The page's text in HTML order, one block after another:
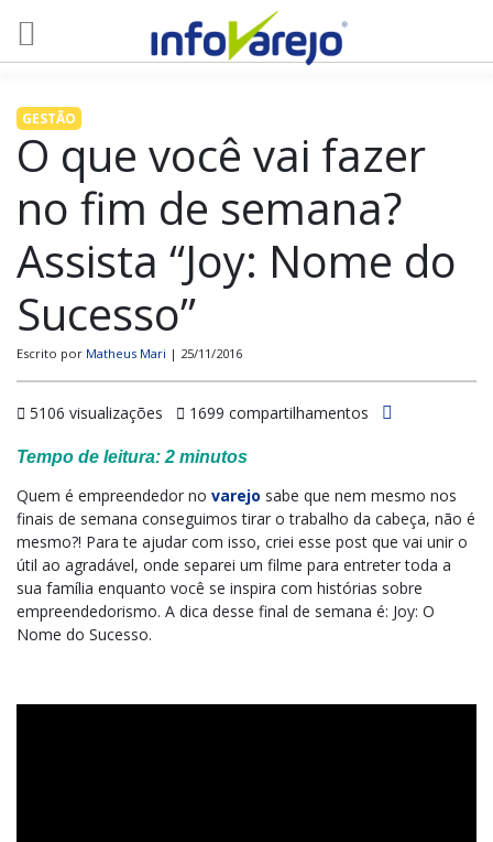
GESTÃO
O que você vai fazer
no fim de semana?
Assista “Joy: Nome do
Sucesso”
Escrito por Matheus Mari | 25/11/2016
5106 visualizações 1699 compartilhamentos
Tempo de leitura: 2 minutos
Quem é empreendedor no varejo sabe que nem mesmo nos
finais de semana conseguimos tirar o trabalho da cabeça, não é
mesmo?! Para te ajudar com isso, criei esse post que vai unir o
útil ao agradável, onde separei um filme para entreter toda a
sua família enquanto você se inspira com histórias sobre
empreendedorismo. A dica desse final de semana é: Joy: O
Nome do Sucesso.